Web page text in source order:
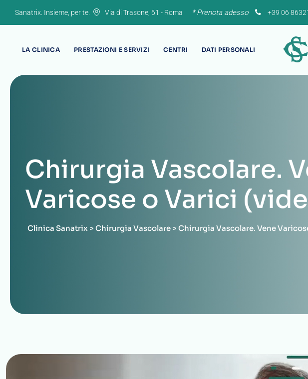
Sanatrix. Insieme, per te. Via di Trasone, 61 - Roma * Prenota adesso +39 06
LA CLINICA PRESTAZIONI E SERVIZI CENTRI DATI PERSONALI
Chirurgia Vascolare.
Varicose o Varici
Clinica Sanatrix > Chirurgia Vascolare > Chirurgia Vascolare. Vene